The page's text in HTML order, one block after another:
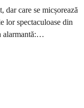
dar care se micșorează
lor spectaculoase din
alarmantă:…